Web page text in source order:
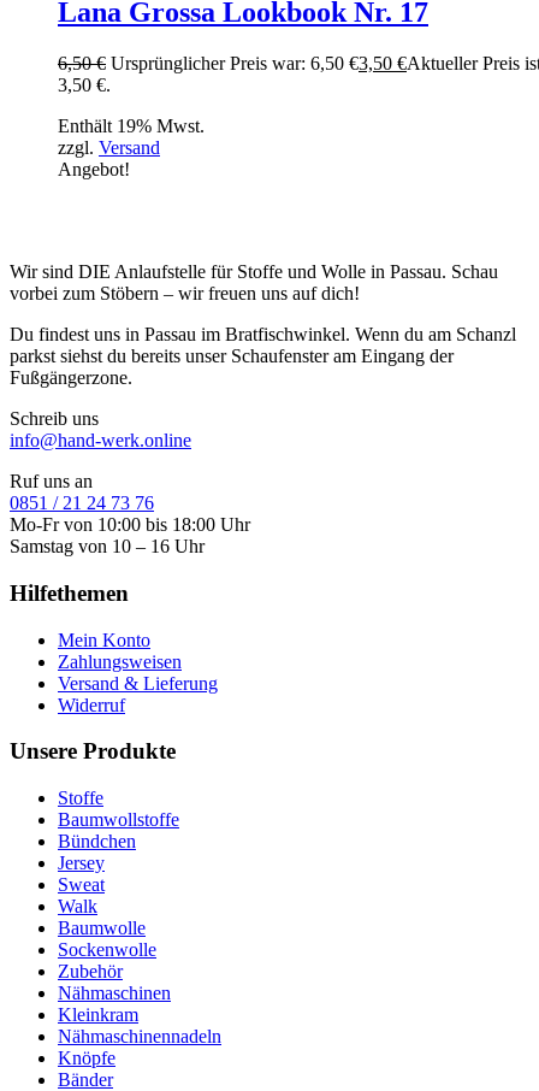
Lana Grossa Lookbook Nr. 17
6,50€ Ursprünglicher Preis war: 6,50 €3,50 €Aktueller Preis
3,50 €.
Enthält 19% Mwst.
zzgl. Versand
Angebot!
Wir sind DIE Anlaufstelle für Stoffe und Wolle in Passau. Schau
vorbei zum Stöbern – wir freuen uns auf dich!
Du findest uns in Passau im Bratfischwinkel. Wenn du am Schanzl
parkst siehst du bereits unser Schaufenster am Eingang der
Fußgängerzone.
Schreib uns
info@hand-werk.online
Ruf uns an
0851 / 21 24 73 76
Mo-Fr von 10:00 bis 18:00 Uhr
Samstag von 10 – 16 Uhr
Hilfethemen
Mein Konto
Zahlungsweisen
Versand & Lieferung
Widerruf
Unsere Produkte
Stoffe
Baumwollstoffe
Bündchen
Jersey
Sweat
Walk
Baumwolle
Sockenwolle
Zubehör
Nähmaschinen
Kleinkram
Nähmaschinennadeln
Knöpfe
Bänder